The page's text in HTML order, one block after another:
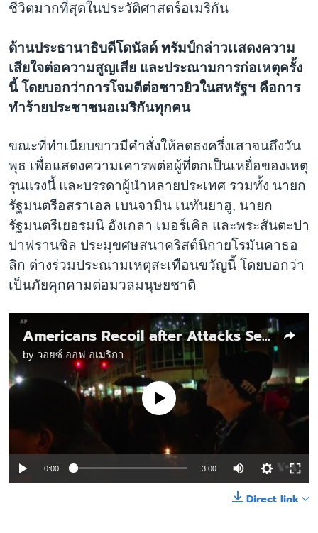
ชีวิตมากที่สุดในประวัติศาสตร์อเมริกัน
ด้านประธานาธิบดีโดนัลด์ ทรัมป์กล่าวเเสดงความ
เสียใจต่อความสูญเสีย และประณามการก่อเหตุครั้ง
นี้ โดยบอกว่าการโจมตีต่อชาวยิวในสหรัฐฯ คือการ
ทำร้ายประชาชนอเมริกันทุกคน
ขณะที่ทำเนียบขาวมีคำสั่งให้ลดธงครึ่งเสาจนถึงวัน
พุธ เพื่อแสดงความเคารพต่อผู้ที่ตกเป็นเหยื่อของเหตุ
รุนแรงนี้ และบรรดาผู้นำหลายประเทศ รวมทั้ง นายก
รัฐมนตรีอสราเอล เบนจามิน เนทันยาฮู, นายก
รัฐมนตรีเยอรมนี อังเกลา เมอร์เคิล และพระสันตะปา
ปาฟรานซิล ประมุขศษสนาคริสต์นิกายโรมันคาธอ
ลิก ต่างร่วมประณามเหตุสะเทือนขวัญนี้ โดยบอกว่า
เป็นภัยคุกคามต่อมวลมนุษยชาติ
Americans Recoil after Attacks Seemingly Motivated by Politics, Racism
by วอยซ์ ออฟ อเมริกา
No media source currently available
0:00 3:00
Direct link